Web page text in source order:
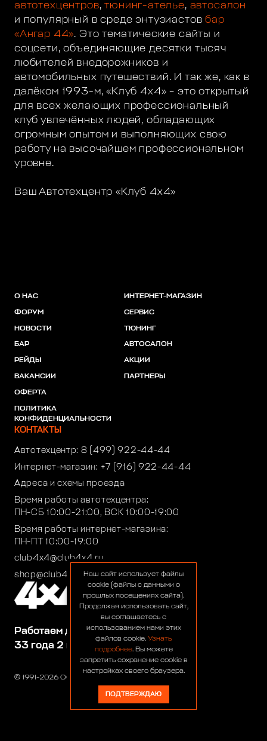
автотехцентров,тюнинг-ателье, автосалон
и популярный в среде энтузиастовбар
«Ангар 44». Это тематические сайты и
соцсети, объединяющие десятки тысяч
любителей внедорожников и
автомобильных путешествий. И так же, как в
далёком 1993-м, «Клуб 4х4» – это открытый
для всех желающих профессиональный
клуб увлечённых людей, обладающих
огромным опытом и выполняющих свою
работу на высочайшем профессиональном
уровне.
Ваш Автотехцентр «Клуб 4х4»
© 1991-2026 ООО «Сервис 4х4»
Работаем для вас:
33 года 2 месяца 24 дня
О НАС
ФОРУМ
НОВОСТИ
БАР
РЕЙДЫ
ВАКАНСИИ
ОФЕРТА
ПОЛИТИКА
КОНФИДЕНЦИАЛЬНОСТИ
ИНТЕРНЕТ-МАГАЗИН
СЕРВИС
ТЮНИНГ
АВТОСАЛОН
АКЦИИ
ПАРТНЕРЫ
КОНТАКТЫ
Автотехцентр: 8 (499) 922-44-44
Интернет-магазин: +7 (916) 922-44-44
Адреса и схемы проезда
Время работы автотехцентра:
ПН-СБ 10:00-21:00, ВСК 10:00-19:00
Время работы интернет-магазина:
ПН-ПТ 10:00-19:00
club4x4@club4x4.ru
shop@club4x4.ruНаш сайт использует файлы
cookie (файлы с данными о
прошлых посещениях сайта).
Продолжая использовать сайт,
вы соглашаетесь с
использованием нами этих
файлов cookie. Узнать
подробнее. Вы можете
запретить сохранение cookie в
настройках своего браузера.
ПОДТВЕРЖДАЮ